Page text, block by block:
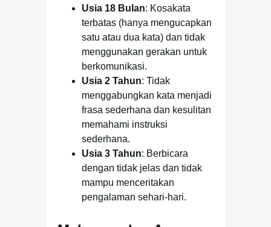
Usia 18 Bulan: Kosakata
terbatas (hanya mengucapkan
satu atau dua kata) dan tidak
menggunakan gerakan untuk
berkomunikasi.
Usia 2 Tahun: Tidak
menggabungkan kata menjadi
frasa sederhana dan kesulitan
memahami instruksi
sederhana.
Usia 3 Tahun: Berbicara
dengan tidak jelas dan tidak
mampu menceritakan
pengalaman sehari-hari.